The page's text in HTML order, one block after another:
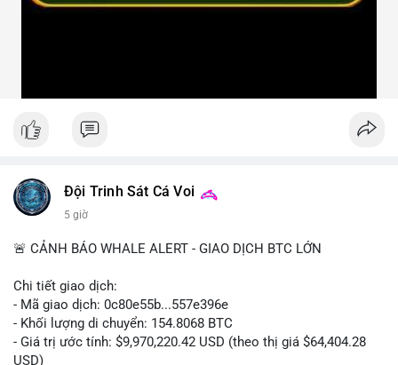
Đội Trinh Sát Cá Voi
5 giờ
🚨 CẢNH BÁO WHALE ALERT - GIAO DỊCH BTC LỚN
Chi tiết giao dịch:
- Mã giao dịch: 0c80e55b...557e396e
- Khối lượng di chuyển: 154.8068 BTC
- Giá trị ước tính: $9,970,220.42 USD (theo thị giá $64,404.28
USD)